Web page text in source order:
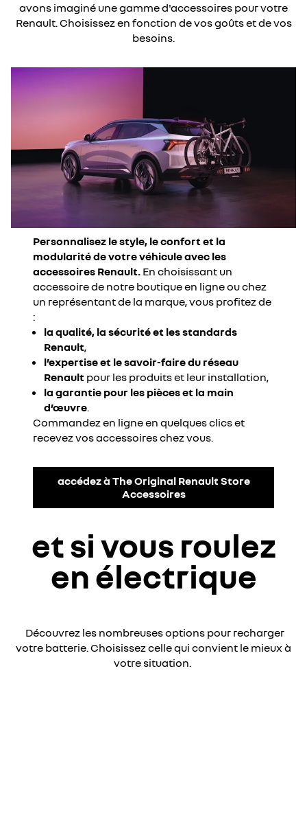
avons imaginé une gamme d'accessoires pour votre
Renault. Choisissez en fonction de vos goûts et de vos
besoins.
Personnalisez le style, le confort et la
modularité de votre véhicule avec les
accessoires Renault. En choisissant un
accessoire de notre boutique en ligne ou chez
un représentant de la marque, vous profitez de
:
la qualité, la sécurité et les standards
Renault,
l’expertise et le savoir-faire du réseau
Renault pour les produits et leur installation,
la garantie pour les pièces et la main
d’œuvre.
Commandez en ligne en quelques clics et
recevez vos accessoires chez vous.
accédez à The Original Renault Store
Accessoires
et si vous roulez
en électrique
Découvrez les nombreuses options pour recharger
votre batterie. Choisissez celle qui convient le mieux à
votre situation.